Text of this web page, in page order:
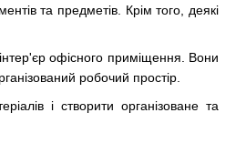
та предметів. Крім того, деякі
офісного приміщення. Вони
робочий простір.
і створити організоване та